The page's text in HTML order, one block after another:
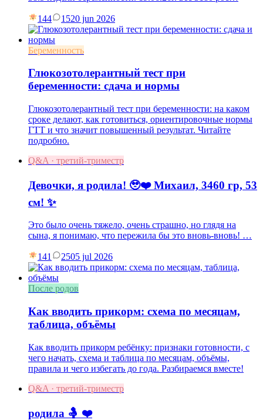
144 1520 jun 2026
Беременность
Глюкозотолерантный тест при
беременности: сдача и нормы
Глюкозотолерантный тест при беременности: на каком
сроке делают, как готовиться, ориентировочные нормы
ГТТ и что значит повышенный результат. Читайте
подробно.
Q&A · третий-триместр
Девочки, я родила! 🥹❤️ Михаил, 3460 гр, 53
см! ✨
Это было очень тяжело, очень страшно, но глядя на
сына, я понимаю, что пережила бы это вновь-вновь! …
141 2505 jul 2026
После родов
Как вводить прикорм: схема по месяцам,
таблица, объёмы
Как вводить прикорм ребёнку: признаки готовности, с
чего начать, схема и таблица по месяцам, объёмы,
правила и чего избегать до года. Разбираемся вместе!
Q&A · третий-триместр
родила 🤱 ❤️